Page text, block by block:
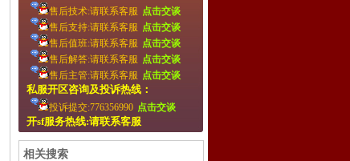
售后技术:请联系客服 点击交谈
售后支持:请联系客服 点击交谈
售后值班:请联系客服 点击交谈
售后解答:请联系客服 点击交谈
售后主管:请联系客服 点击交谈
私服开区咨询及投诉热线：
投诉提交:776356990 点击交谈
开sf服务热线:请联系客服
相关搜索